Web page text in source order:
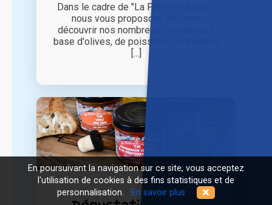
Dans le cadre de "La Fête de l'Apéro",
nous vous proposons de venir
découvrir nos nombreux tartinables à
base d'olives, de poissons, de viandes
[...]
En poursuivant la navigation sur ce site, vous acceptez
l'utilisation de cookies à des fins statistiques et de
personnalisation.
En savoir plus